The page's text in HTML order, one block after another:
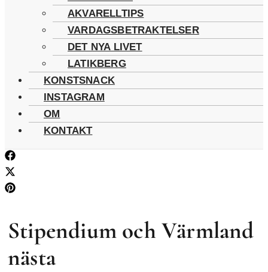
AKVARELLTIPS
VARDAGSBETRAKTELSER
DET NYA LIVET
LATIKBERG
KONSTSNACK
INSTAGRAM
OM
KONTAKT
Stipendium och Värmland
nästa